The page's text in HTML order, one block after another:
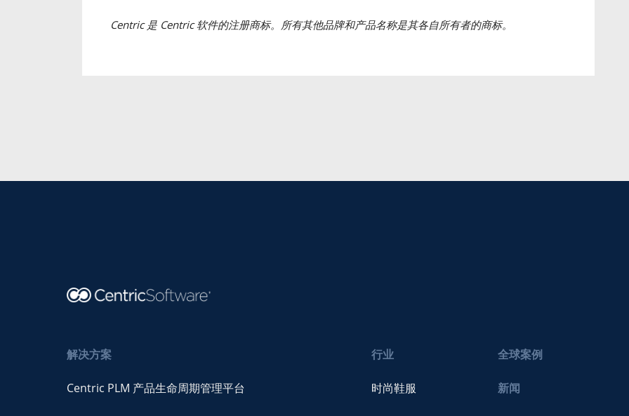
Centric 是 Centric软件的注册商标。所有其他品牌和产品名称是其各自所有者的商标。
解决方案
Centric PLM 产品生命周期管理平台
行业
时尚鞋服
全球案例
新闻